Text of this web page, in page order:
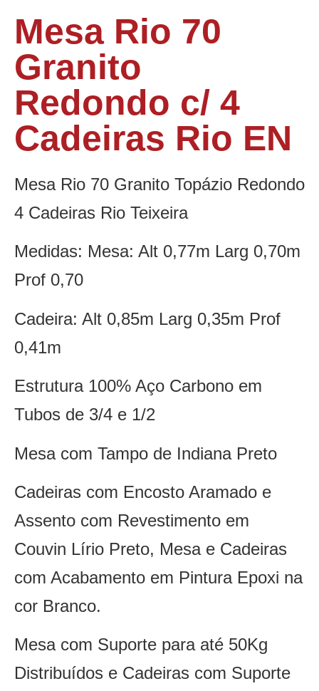
Mesa Rio 70
Granito
Redondo c/ 4
Cadeiras Rio EN
Mesa Rio 70 Granito Topázio Redondo
4 Cadeiras Rio Teixeira
Medidas: Mesa: Alt 0,77m Larg 0,70m
Prof 0,70
Cadeira: Alt 0,85m Larg 0,35m Prof
0,41m
Estrutura 100% Aço Carbono em
Tubos de 3/4 e 1/2
Mesa com Tampo de Indiana Preto
Cadeiras com Encosto Aramado e
Assento com Revestimento em
Couvin Lírio Preto, Mesa e Cadeiras
com Acabamento em Pintura Epoxi na
cor Branco.
Mesa com Suporte para até 50Kg
Distribuídos e Cadeiras com Suporte